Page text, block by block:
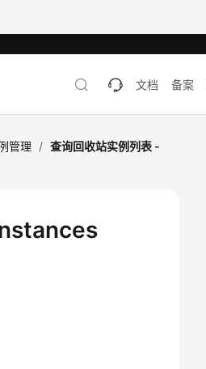
文档 备案
管理 / 查询回收站实例列表 -